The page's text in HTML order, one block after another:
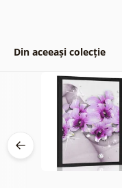
Din aceeași colecție